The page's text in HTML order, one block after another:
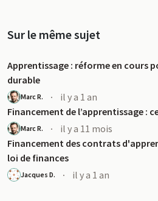
Sur le même sujet
Apprentissage : réforme en cours
durable
Marc R. ·
il y a 1 an
Financement de l’apprentissage :
Marc R. ·
il y a 11 mois
Financement des contrats
loi de finances
Jacques D. · il y a 1 an